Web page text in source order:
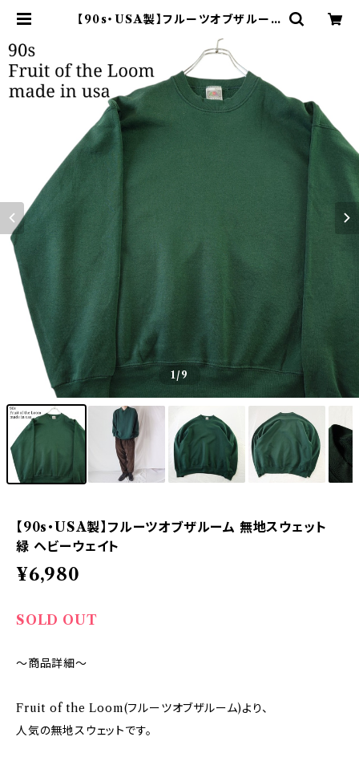
【90s・USA製】フルーツオブザルーム
オンライン古着屋 9chord
1/9
【90s・USA製】フルーツオブザルーム 無地スウェット
緑 ヘビーウェイト
¥6,980
SOLD OUT
～商品詳細～
Fruit of the Loom(フルーツオブザルーム)より、
人気の無地スウェットです。